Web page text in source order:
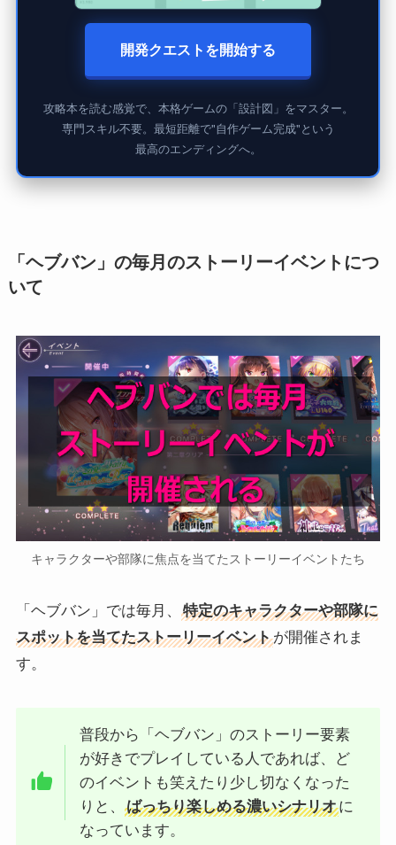
開発クエストを開始する
攻略本を読む感覚で、本格ゲームの「設計図」をマスター。
専門スキル不要。最短距離で"自作ゲーム完成"という
最高のエンディングへ。
「ヘブバン」の毎月のストーリーイベントにつ
いて
キャラクターや部隊に焦点を当てたストーリーイベントたち
「ヘブバン」では毎月、
特定のキャラクターや部隊に
スポットを当てたストーリーイベントが開催されま
す。
普段から「ヘブバン」のストーリー要素
が好きでプレイしている人であれば、ど
のイベントも笑えたり少し切なくなった
りと、ばっちり楽しめる濃いシナリオに
なっています。